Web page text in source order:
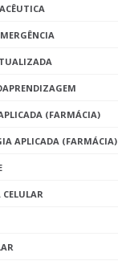
(FARMÁCIA)
APLICADA (FARMÁCIA)